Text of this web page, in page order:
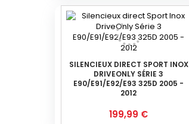
base
SILENCIEUX DIRECT SPORT INOX
DRIVEONLY SÉRIE 3
E90/E91/E92/E93 325D 2005 -
2012
Prix
199,99 €